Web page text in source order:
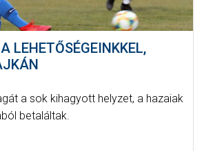
LEHETŐSÉGEINKKEL,
a sok kihagyott helyzet, a hazaiak
betaláltak.